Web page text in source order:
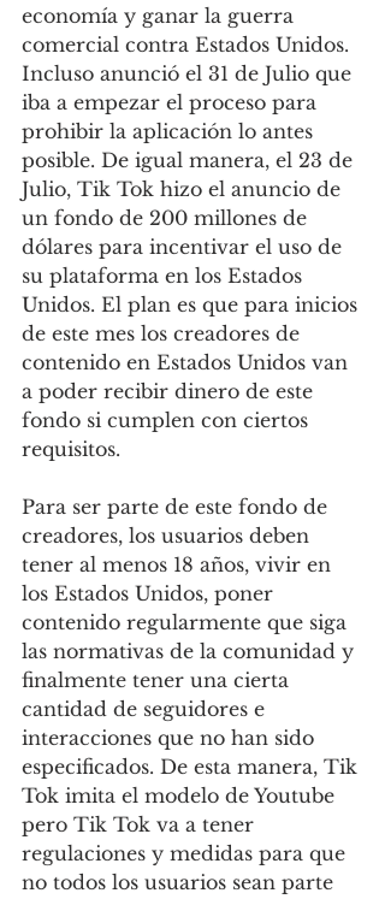
economía y ganar la guerra
comercial contra Estados Unidos.
Incluso anunció el 31 de Julio que
iba a empezar el proceso para
prohibir la aplicación lo antes
posible. De igual manera, el 23 de
Julio, Tik Tok hizo el anuncio de
un fondo de 200 millones de
dólares para incentivar el uso de
su plataforma en los Estados
Unidos. El plan es que para inicios
de este mes los creadores de
contenido en Estados Unidos van
a poder recibir dinero de este
fondo si cumplen con ciertos
requisitos.
Para ser parte de este fondo de
creadores, los usuarios deben
tener al menos 18 años, vivir en
los Estados Unidos, poner
contenido regularmente que siga
las normativas de la comunidad y
finalmente tener una cierta
cantidad de seguidores e
interacciones que no han sido
especificados. De esta manera, Tik
Tok imita el modelo de Youtube
pero Tik Tok va a tener
regulaciones y medidas para que
no todos los usuarios sean parte